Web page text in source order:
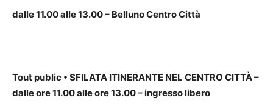
dalle 11.00 alle 13.00 – Belluno Centro Città
Tout public • SFILATA ITINERANTE NEL CENTRO CITTÀ –
dalle ore 11.00 alle ore 13.00 – ingresso libero